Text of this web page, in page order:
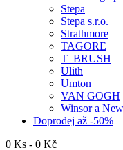
Stepa
Stepa s.r.o.
Strathmore
TAGORE
T_BRUSH
Ulith
Umton
VAN GOGH
Winsor a
Doprodej až -50%
0 Ks - 0 Kč